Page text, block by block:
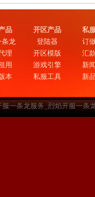
品
条龙
理
用
本
开区产品
登陆器
开区模版
游戏引擎
私服工具
私
订
汇
新
新
一条龙服务_烈焰开服一条